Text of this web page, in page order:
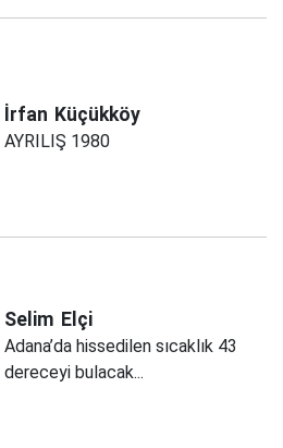
İrfan Küçükköy
AYRILIŞ 1980
Selim Elçi
Adana’da hissedilen sıcaklık 43
dereceyi bulacak...